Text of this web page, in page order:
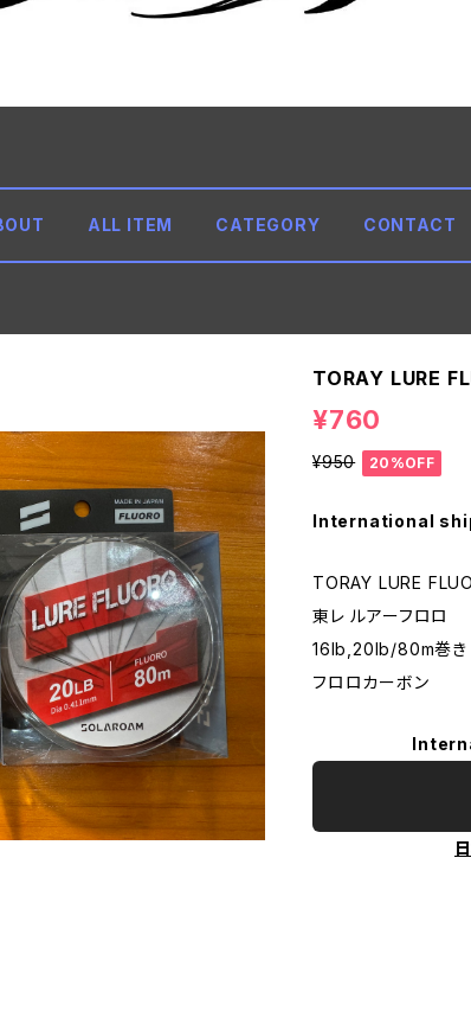
ALL ITEM CATEGORY CONTACT
TORAY LURE
¥760
¥950 20%OFF
International
TORAY LURE
東レ ルアーフロロ
16lb,20lb/80m巻き
フロロカーボン